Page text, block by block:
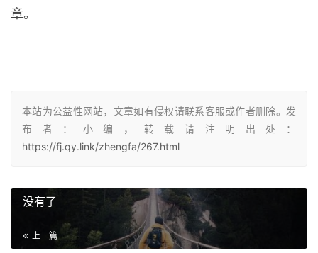
章。
本站为公益性网站，文章如有侵权请联系客服或作者删除。发
布者：小编，转载请注明出处：
https://fj.qy.link/zhengfa/267.html
没有了
上一篇